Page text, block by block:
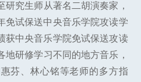
究生师从著名二胡演奏家，
免试保送中央音乐学院攻读学
获中央音乐学院免试保送攻读
研修学习不同的地方音乐，
芬、林心铭等老师的多方指